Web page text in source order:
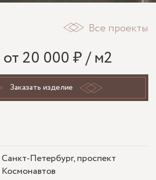
Все проекты
от 20 000 ₽ / м2
Заказать изделие
Санкт-Петербург, проспект
Космонавтов